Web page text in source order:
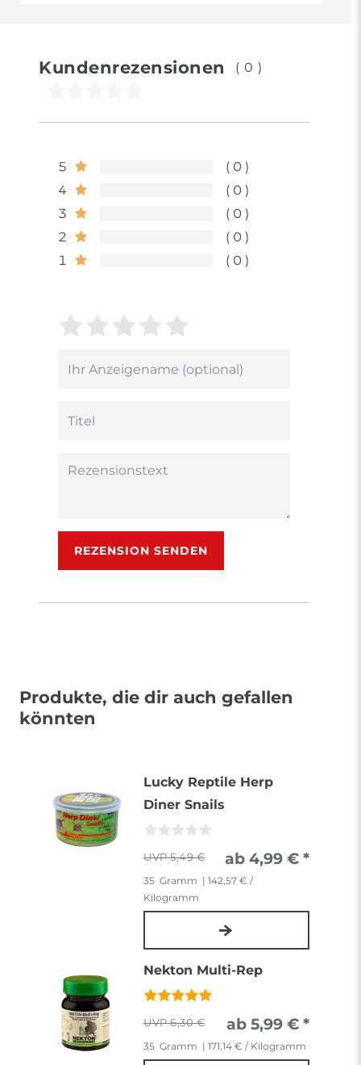
Kundenrezensionen (0)
5
0
4
0
3
0
2
0
1
0
Bewertungssterne
von
4
von
3
2
von
1
von
Bewertungssternen
Anzeigename
Rezensionstext
REZENSION SENDEN
Produkte, die dir auch gefallen
könnten
Lucky Reptile Herp
Diner Snails
5,49 € ab 4,99 € *
35 Gramm | 142,57 € /
Kilogramm
Nekton Multi-Rep
6,30 € ab 5,99 € *
35 Gramm | 171,14 € / Kilogramm